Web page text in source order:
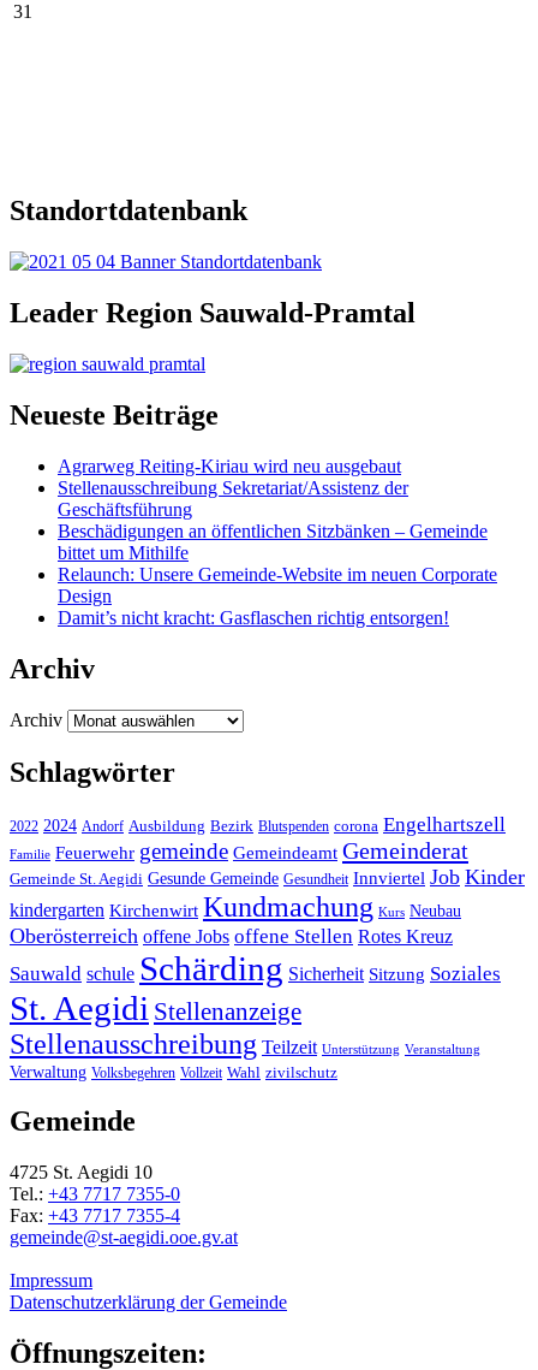
31
Standortdatenbank
Leader Region Sauwald-Pramtal
Neueste Beiträge
Agrarweg Reiting-Kiriau wird neu ausgebaut
Stellenausschreibung Sekretariat/Assistenz der
Geschäftsführung
Beschädigungen an öffentlichen Sitzbänken – Gemeinde
bittet um Mithilfe
Relaunch: Unsere Gemeinde-Website im neuen Corporate
Design
Damit’s nicht kracht: Gasflaschen richtig entsorgen!
Archiv
Archiv
Schlagwörter
2022 2024 Andorf Ausbildung Bezirk Blutspenden corona Engelhartszell
Familie Feuerwehr gemeinde Gemeindeamt Gemeinderat
Gemeinde St. Aegidi Gesunde Gemeinde Gesundheit Innviertel Job Kinder
kindergarten Kirchenwirt Kundmachung Kurs Neubau
Oberösterreich offene Jobs offene Stellen Rotes Kreuz
Sauwald schule Schärding Sicherheit Sitzung Soziales
St. Aegidi Stellenanzeige
Stellenausschreibung Teilzeit Unterstützung Veranstaltung
Verwaltung Volksbegehren Vollzeit Wahl zivilschutz
Gemeinde
4725 St. Aegidi 10
Tel.: +43 7717 7355-0
Fax: +43 7717 7355-4
gemeinde@st-aegidi.ooe.gv.at
Impressum
Datenschutzerklärung der Gemeinde
Öffnungszeiten: